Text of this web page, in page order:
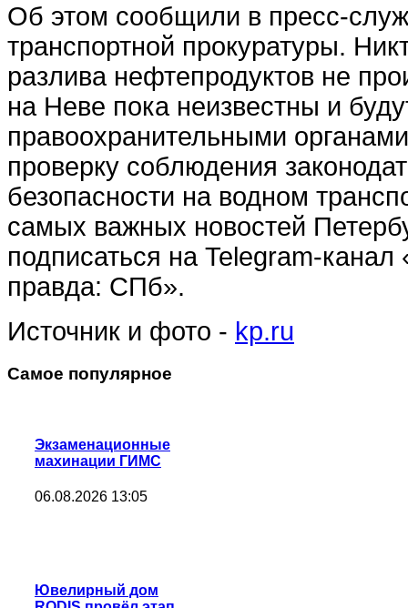
Об этом сообщили в пресс-
транспортной прокуратуры.
разлива нефтепродуктов не
на Неве пока неизвестны и
правоохранительными
проверку соблюдения
безопасности на водном
самых важных новостей
подписаться на Telegram-
правда: СПб».
Источник и фото - kp.ru
Самое популярное
Экзаменационные
махинации ГИМС
06.08.2026 13:05
Ювелирный дом